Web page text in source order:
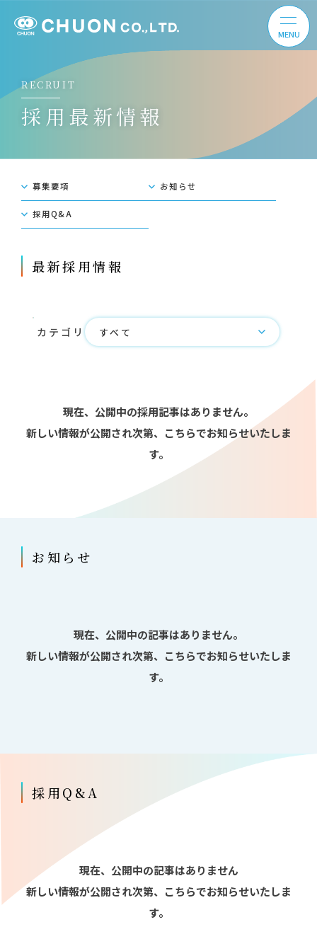
RECRUIT
採⽤最新情報
募集要項 お知らせ
採⽤Q&A
最新採用情報
カテゴリ
現在、公開中の採⽤記事はありません。
新しい情報が公開され次第、こちらでお知らせいたしま
す。
お知らせ
現在、公開中の記事はありません。
新しい情報が公開され次第、こちらでお知らせいたしま
す。
採用Q&A
現在、公開中の記事はありません
新しい情報が公開され次第、こちらでお知らせいたしま
す。